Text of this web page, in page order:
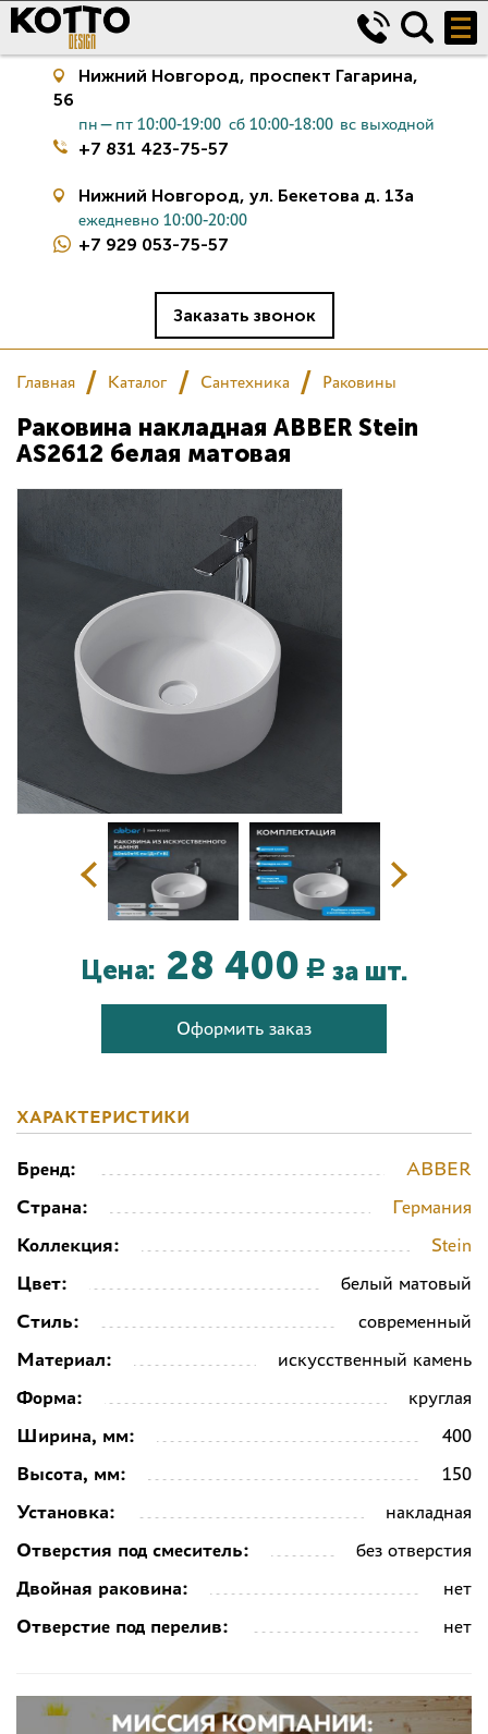
Керамическая плитка
Салон
Сертификаты
Дизайнерам
Нижний Новгород, проспект Гагарина,
56
пн—пт 10:00-19:00 сб 10:00-18:00 вс выходной
+7 831 423-75-57
Нижний Новгород, ул. Бекетова д. 13а
ежедневно 10:00-20:00
+7 929 053-75-57
Заказать звонок
Главная Каталог Сантехника Раковины
Раковина накладная ABBER Stein
AS2612 белая матовая
Цена: 28 400 Р за шт.
Оформить заказ
ХАРАКТЕРИСТИКИ
Бренд:
ABBER
Страна:
Германия
Коллекция:
Stein
Цвет:
белый матовый
Стиль:
современный
Материал:
искусственный камень
Форма:
круглая
Ширина, мм:
400
Высота, мм:
150
Установка:
накладная
Отверстия под смеситель:
без отверстия
Двойная раковина:
нет
Отверстие под перелив:
нет